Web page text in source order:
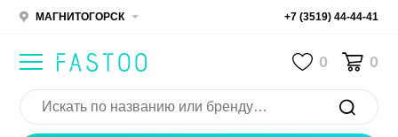
МАГНИТОГОРСК +7 (3519) 44-44-41
0 0